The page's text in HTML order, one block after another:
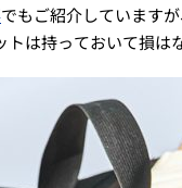
でもご紹介しています
は持っておいて損は